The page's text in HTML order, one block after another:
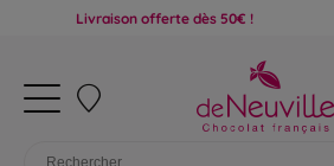
Livraison offerte dès 50€ !